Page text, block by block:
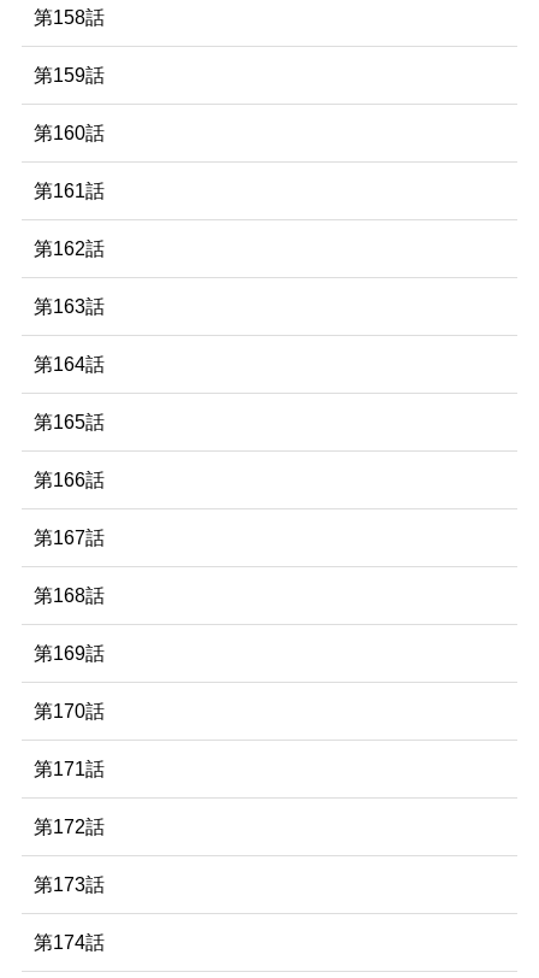
第158話
第159話
第160話
第161話
第162話
第163話
第164話
第165話
第166話
第167話
第168話
第169話
第170話
第171話
第172話
第173話
第174話